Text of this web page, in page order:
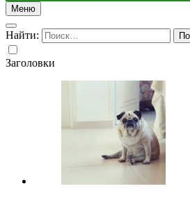
Меню
Найти:
Заголовки